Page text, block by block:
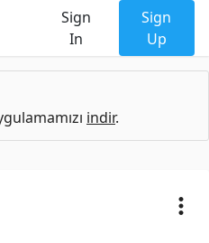
Sign
In
Sign
Up
indir.